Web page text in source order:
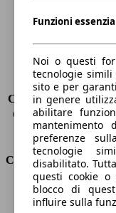
Peso massimo
Sedili
Carico sul
Capacità di traino
Capacità di traino
Volume del
Consumi
Emissioni di CO2*
Consumo (urbano)
Funzioni
Noi o questi
tecnologie
sito e per
in genere
abilitare
mantenimento
preferenze
tecnologie
disabilitato.
questi cookie
blocco di
influire sulla